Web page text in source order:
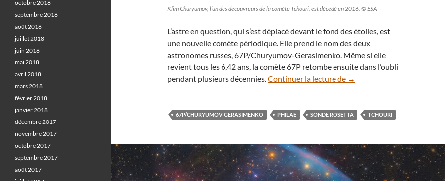
Klim Churyumov, l’un des découvreurs de la comète Tchouri, est décédé en 2016. © ESA
L’astre en question, qui s’est déplacé devant le fond des étoiles, est
une nouvelle comète périodique. Elle prend le nom des deux
astronomes russes, 67P/Churyumov-Gerasimenko. Même si elle
revient tous les 6,42 ans, la comète 67P retombe ensuite dans l’oubli
pendant plusieurs décennies.Continuer la lecture de La célèbre comète Tchouri
→
67P/CHURYUMOV-GERASIMENKO PHILAE SONDE ROSETTA TCHOURI
octobre 2018
septembre 2018
août 2018
juillet 2018
juin 2018
mai 2018
avril 2018
mars 2018
février 2018
janvier 2018
décembre 2017
novembre 2017
octobre 2017
septembre 2017
août 2017